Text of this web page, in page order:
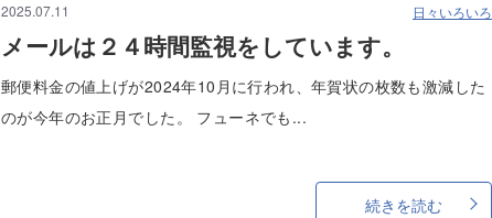
2025.07.11 日々いろいろ
メールは２４時間監視をしています。
郵便料金の値上げが2024年10月に行われ、年賀状の枚数も激減した
のが今年のお正月でした。 フューネでも...
続きを読む